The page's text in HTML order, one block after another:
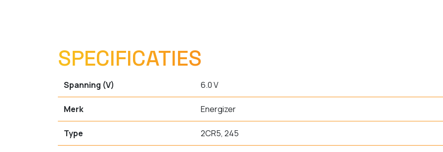
SPECIFICATIES
Spanning (V) 6.0 V
Merk Energizer
Type 2CR5, 245